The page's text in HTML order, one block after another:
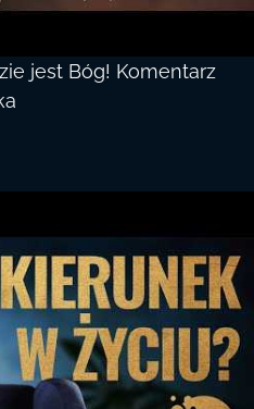
jest Bóg! Komentarz